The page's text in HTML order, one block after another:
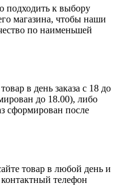
подходить к выбору
магазина, чтобы наши
по наименьшей
в день заказа с 18 до
до 18.00), либо
сформирован после
товар в любой день и
телефон